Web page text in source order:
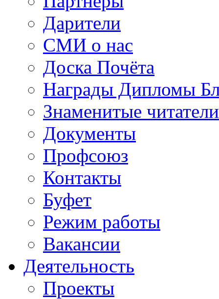
Дарители
СМИ о нас
Доска Почёта
Награды Дипломы
Знаменитые
Документы
Профсоюз
Контакты
Буфет
Режим работы
Вакансии
Деятельность
Проекты